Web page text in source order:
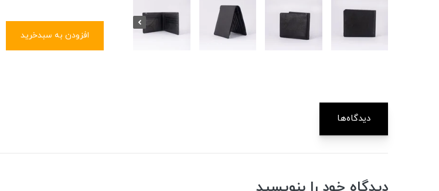
افزودن به سبدخرید
دیدگاه‌ها